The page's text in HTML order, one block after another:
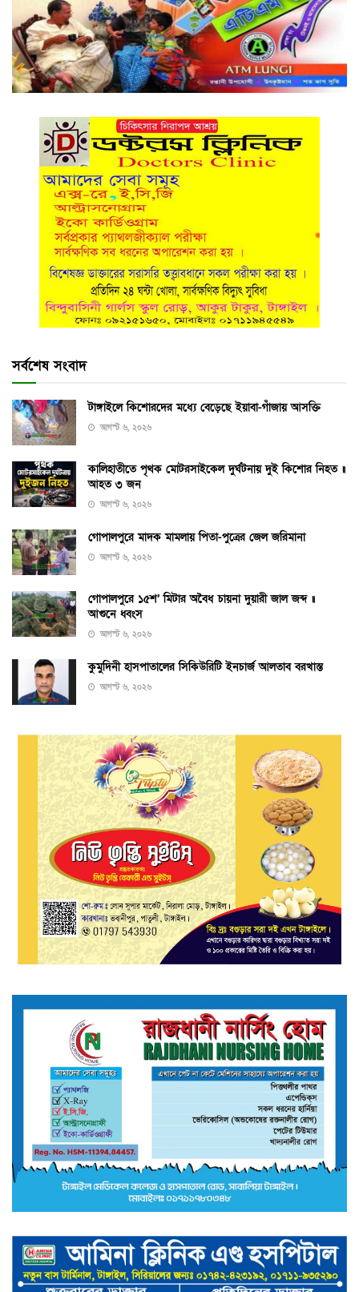
সর্বশেষ সংবাদ
টাঙ্গাইলে কিশোরদের মধ্যে বেড়েছে ইয়াবা-গাঁজায় আসক্তি
আগস্ট ৬, ২০২৬
কালিহাতীতে পৃথক মোটরসাইকেল দুর্ঘটনায় দুই কিশোর নিহত ॥
আহত ৩ জন
আগস্ট ৬, ২০২৬
গোপালপুরে মাদক মামলায় পিতা-পুত্রের জেল জরিমানা
আগস্ট ৬, ২০২৬
গোপালপুরে ১৫শ’ মিটার অবৈধ চায়না দুয়ারী জাল জব্দ ॥
আগুনে ধ্বংস
আগস্ট ৬, ২০২৬
কুমুদিনী হাসপাতালের সিকিউরিটি ইনচার্জ আলতাব বরখাস্ত
আগস্ট ৬, ২০২৬